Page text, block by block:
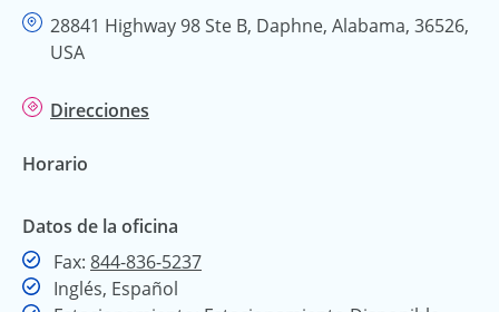
28841 Highway 98 Ste B, Daphne, Alabama, 36526,
USA
Direcciones
Horario
Datos de la oficina
Fax: 844-836-5237Fax
Inglés, Español